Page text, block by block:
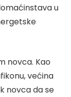
u
novca. Kao
većina
novca da se